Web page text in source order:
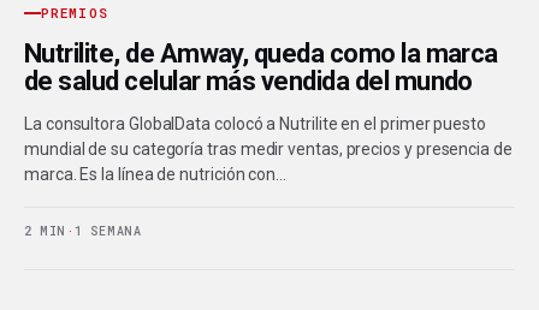
PREMIOS
Nutrilite, de Amway, queda como la marca
de salud celular más vendida del mundo
La consultora GlobalData colocó a Nutrilite en el primer puesto
mundial de su categoría tras medir ventas, precios y presencia de
marca. Es la línea de nutrición con…
2 MIN · 1 SEMANA